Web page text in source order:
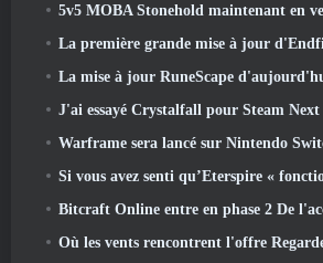
5v5 MOBA Stonehold maintenant en
La première grande mise à jour d'Endfield s'accompagne de
La mise à jour RuneScape d'aujourd'hui facilite l'apprentissage des styles
J'ai essayé Crystalfall pour Steam Next Fest et
Warframe sera lancé sur Nintendo Switch 2 Juste à temps pour la prochaine mise
Si vous avez senti qu’Eterspire « fonctionne comme de la merde », Le
Bitcraft Online entre en phase 2 De
Où les vents rencontrent l'offre Regardez la première extension